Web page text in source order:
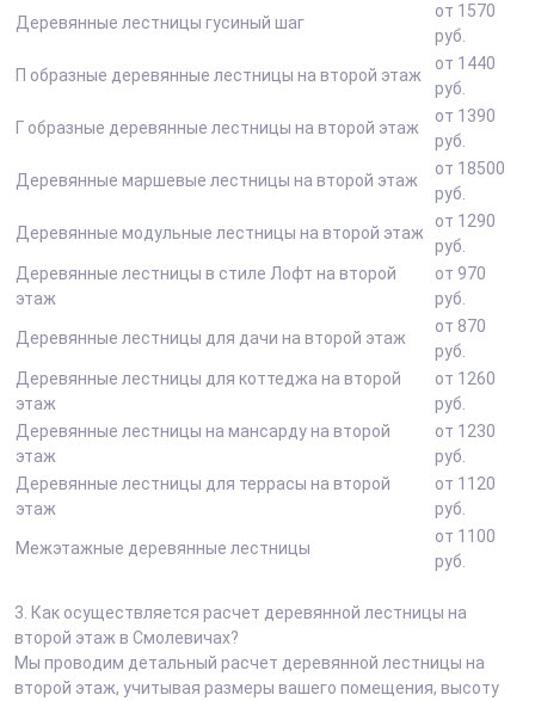
Деревянные лестницы гусиный шаг
от 1570
руб.
П образные деревянные лестницы на второй этаж
от 1440
руб.
Г образные деревянные лестницы на второй этаж
от 1390
руб.
Деревянные маршевые лестницы на второй этаж
от 18500
руб.
Деревянные модульные лестницы на второй этаж
от 1290
руб.
Деревянные лестницы в стиле Лофт на второй
этаж
от 970
руб.
Деревянные лестницы для дачи на второй этаж
от 870
руб.
Деревянные лестницы для коттеджа на второй
этаж
от 1260
руб.
Деревянные лестницы на мансарду на второй
этаж
от 1230
руб.
Деревянные лестницы для террасы на второй
этаж
от 1120
руб.
Межэтажные деревянные лестницы
от 1100
руб.
3. Как осуществляется расчет деревянной лестницы на
второй этаж в Смолевичах?
Мы проводим детальный расчет деревянной лестницы на
второй этаж, учитывая размеры вашего помещения, высоту